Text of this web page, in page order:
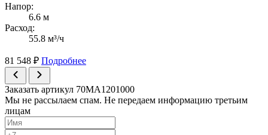
Напор:
6.6 м
Расход:
55.8 м³/ч
81 548 ₽ Подробнее
Заказать артикул 70MA1201000
Мы не рассылаем спам. Не передаем информацию третьим
лицам